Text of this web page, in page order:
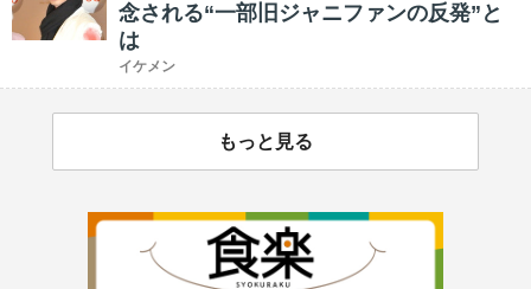
念される“一部旧ジャニファンの反発”と
は
イケメン
もっと見る